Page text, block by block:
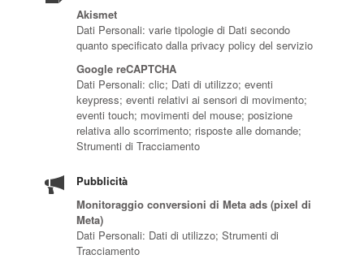
Akismet
Dati Personali: varie tipologie di Dati secondo
quanto specificato dalla privacy policy del servizio
Google reCAPTCHA
Dati Personali: clic; Dati di utilizzo; eventi
keypress; eventi relativi ai sensori di movimento;
eventi touch; movimenti del mouse; posizione
relativa allo scorrimento; risposte alle domande;
Strumenti di Tracciamento
Pubblicità
Monitoraggio conversioni di Meta ads (pixel di
Meta)
Dati Personali: Dati di utilizzo; Strumenti di
Tracciamento